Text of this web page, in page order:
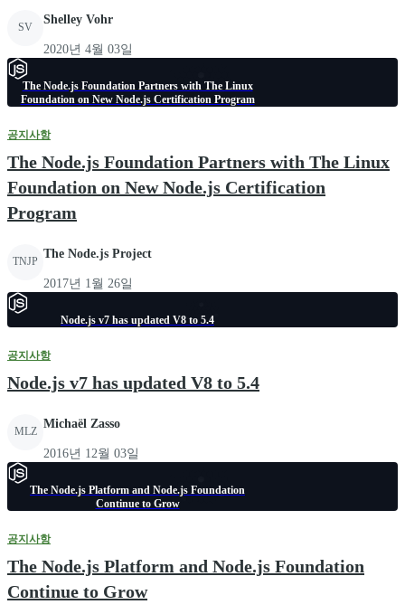
SV
Shelley Vohr
2020년 4월 03일
The Node.js Foundation Partners with The Linux
Foundation on New Node.js Certification Program
공지사항
The Node.js Foundation Partners with The Linux
Foundation on New Node.js Certification
Program
TNJP
The Node.js Project
2017년 1월 26일
Node.js v7 has updated V8 to 5.4
공지사항
Node.js v7 has updated V8 to 5.4
MLZ
Michaël Zasso
2016년 12월 03일
The Node.js Platform and Node.js Foundation
Continue to Grow
공지사항
The Node.js Platform and Node.js Foundation
Continue to Grow